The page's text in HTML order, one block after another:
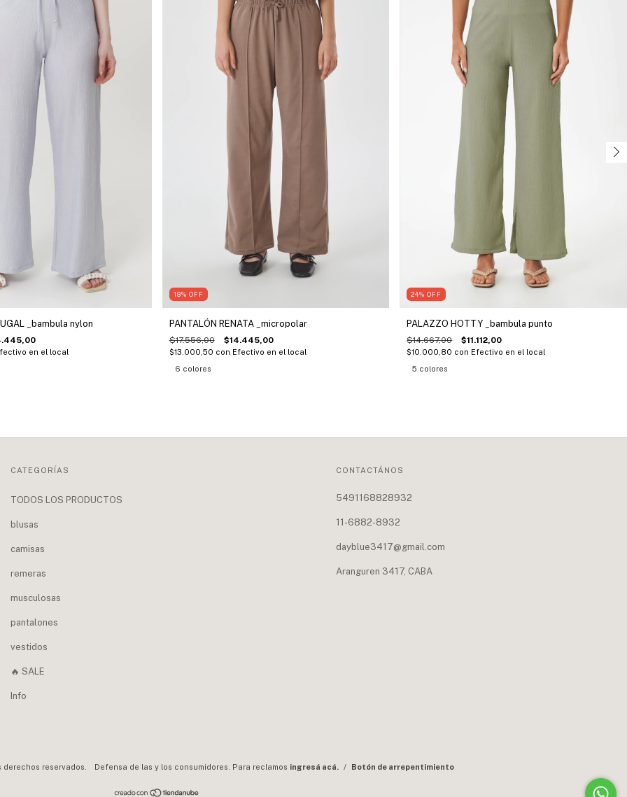
_bambula nylon
en el local
18% OFF
PANTALÓN RENATA _micropolar
$17.556,00 $14.445,00
$13.000,50 con Efectivo en el local
6 colores
24%OFF
PALAZZO HOTTY _bambula punto
$14.667,00 $11.112,00
$10.000,80 con Efectivo en el local
5 colores
CATEGORÍAS
TODOS LOS PRODUCTOS
blusas
camisas
remeras
musculosas
pantalones
vestidos
🔥 SALE
Info
CONTACTÁNOS
5491168828932
11-6882-8932
dayblue3417@gmail.com
Aranguren 3417, CABA
derechos reservados. Defensa de las y los consumidores. Para reclamos ingresá acá. / Botón de arrepentimiento